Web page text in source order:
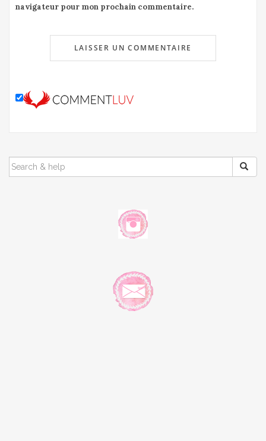
navigateur pour mon prochain commentaire.
SEARCH
FOR: